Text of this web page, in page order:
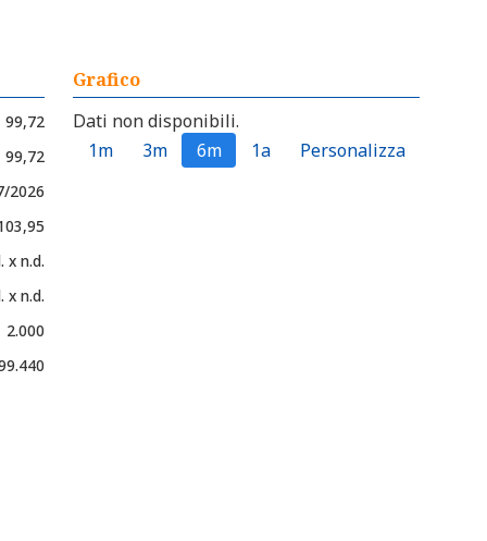
99,72
99,72
2026
x n.d.
x n.d.
2.000
Grafico
Dati non disponibili.
1m
3m 6m 1a Personalizza